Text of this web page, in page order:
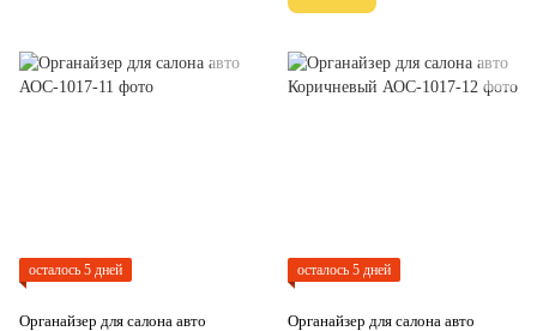
осталось 5 дней
Органайзер для салона авто
осталось 5 дней
Органайзер для салона авто